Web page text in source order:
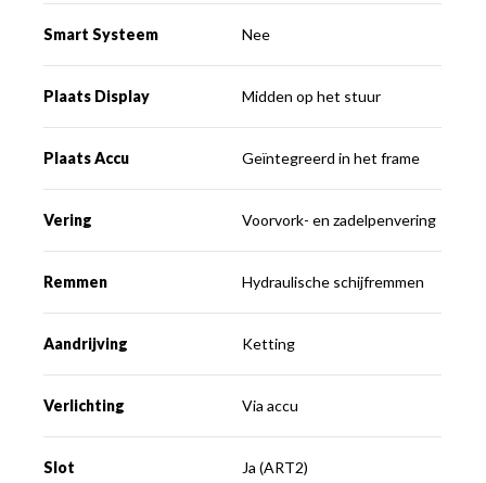
Smart Systeem Nee
Plaats Display Midden op het stuur
Plaats Accu Geïntegreerd in het frame
Vering Voorvork- en zadelpenvering
Remmen Hydraulische schijfremmen
Aandrijving Ketting
Verlichting Via accu
Slot Ja (ART2)